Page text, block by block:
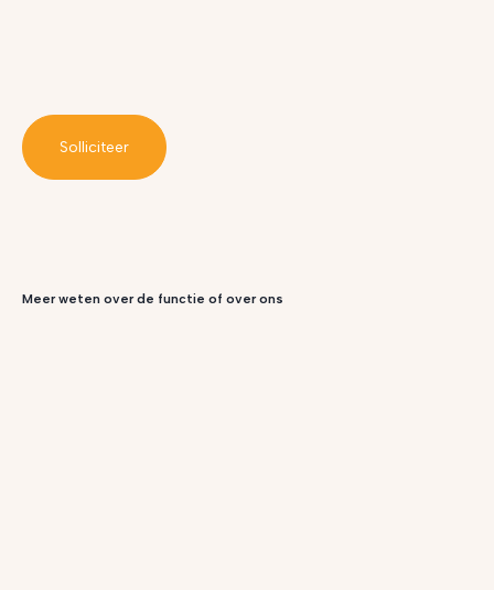
Solliciteer
Meer weten over de functie of over ons